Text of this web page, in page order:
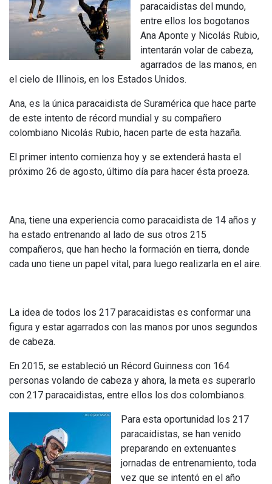
paracaidistas del mundo,
entre ellos los bogotanos
Ana Aponte y Nicolás Rubio,
intentarán volar de cabeza,
agarrados de las manos, en
el cielo de Illinois, en los Estados Unidos.
Ana, es la única paracaidista de Suramérica que hace parte
de este intento de récord mundial y su compañero
colombiano Nicolás Rubio, hacen parte de esta hazaña.
El primer intento comienza hoy y se extenderá hasta el
próximo 26 de agosto, último día para hacer ésta proeza.
Ana, tiene una experiencia como paracaidista de 14 años y
ha estado entrenando al lado de sus otros 215
compañeros, que han hecho la formación en tierra, donde
cada uno tiene un papel vital, para luego realizarla en el aire.
La idea de todos los 217 paracaidistas es conformar una
figura y estar agarrados con las manos por unos segundos
de cabeza.
En 2015, se estableció un Récord Guinness con 164
personas volando de cabeza y ahora, la meta es superarlo
con 217 paracaidistas, entre ellos los dos colombianos.
Para esta oportunidad los 217
paracaidistas, se han venido
preparando en extenuantes
jornadas de entrenamiento, toda
vez que se intentó en el año